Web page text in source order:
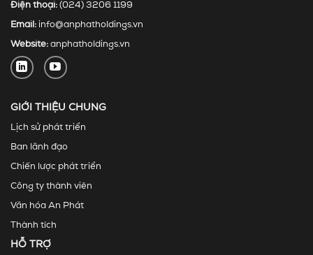
Điện thoại: (024) 3206 1199
Email: info@anphatholdings.vn
Website: anphatholdings.vn
GIỚI THIỆU CHUNG
Lịch sử phát triển
Ban lãnh đạo
Chiến lược phát triển
Công ty thành viên
Văn hóa An Phát
Thành tích
HỖ TRỢ